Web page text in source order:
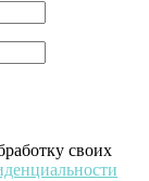
своих